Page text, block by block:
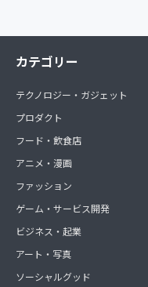
カテゴリー
テクノロジー・ガジェット
プロダクト
フード・飲食店
アニメ・漫画
ファッション
ゲーム・サービス開発
ビジネス・起業
アート・写真
ソーシャルグッド